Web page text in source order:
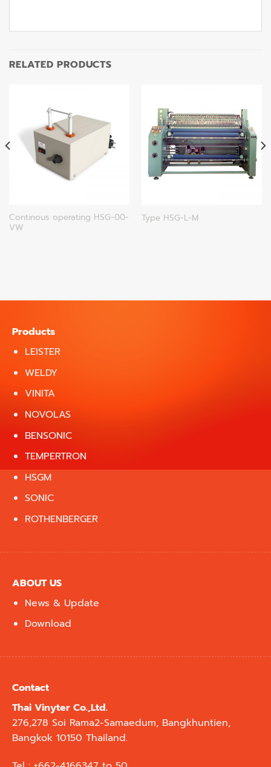
RELATED PRODUCTS
Continous operating HSG-00-
VW
Type HSG-L-M
Products
LEISTER
WELDY
VINITA
NOVOLAS
BENSONIC
TEMPERTRON
HSGM
SONIC
ROTHENBERGER
ABOUT US
News & Update
Download
Contact
Thai Vinyter Co.,Ltd.
276,278 Soi Rama2-Samaedum, Bangkhuntien,
Bangkok 10150 Thailand.